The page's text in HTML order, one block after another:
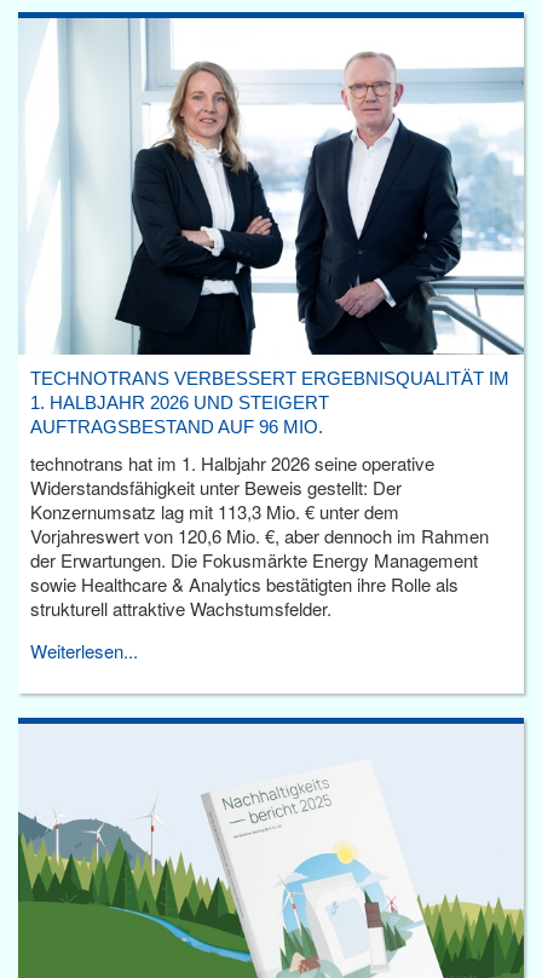
TECHNOTRANS VERBESSERT ERGEBNISQUALITÄT IM
1. HALBJAHR 2026 UND STEIGERT
AUFTRAGSBESTAND AUF 96 MIO.
technotrans hat im 1. Halbjahr 2026 seine operative
Widerstandsfähigkeit unter Beweis gestellt: Der
Konzernumsatz lag mit 113,3 Mio. € unter dem
Vorjahreswert von 120,6 Mio. €, aber dennoch im Rahmen
der Erwartungen. Die Fokusmärkte Energy Management
sowie Healthcare & Analytics bestätigten ihre Rolle als
strukturell attraktive Wachstumsfelder.
Weiterlesen...